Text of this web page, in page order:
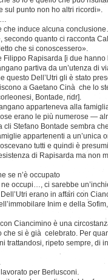
sul punto non ho altri ricordi».
che induce alcuna
secondo quanto ci racconta
che si conoscessero».
Filippo Rapisarda [i due
partiva da un’utenza di
questo Dell’Utri gli è stato
a Gaetano Cinà che lo
Bontade, ndr].
apparteneva alla
erano le più numerose —
cli Stefano Bontade sembra
appartenenti a un’unica
tutti e quindi è
di Rapisarda ma non
se n’è occupato
occupi…, ci sarebbe
erano in affari con
Inim e della
Ciancimino è una
si è già celebrato. Per
trattandosi, ripeto sempre, di
per Berlusconi.